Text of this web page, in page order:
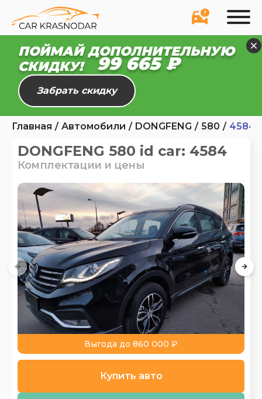
ПОЙМАЙ ДОПОЛНИТЕЛЬНУЮ
СКИДКУ!
99 610 ₽
Забрать скидку
Главная Автомобили DONGFENG 580 4584
DONGFENG 580 id car: 4584
Комплектации и цены
Выгода до 860 000 ₽
Купить авто